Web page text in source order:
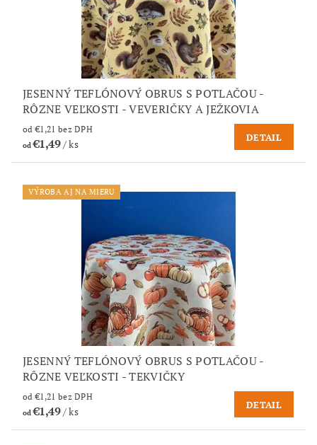
JESENNÝ TEFLÓNOVÝ OBRUS S POTLAČOU -
RÔZNE VEĽKOSTI - VEVERIČKY A JEŽKOVIA
od €1,21 bez DPH
od€1,49/ ks
DETAIL
VÝROBA AJ NA MIERU
JESENNÝ TEFLÓNOVÝ OBRUS S POTLAČOU -
RÔZNE VEĽKOSTI - TEKVIČKY
od €1,21 bez DPH
od€1,49/ ks
DETAIL